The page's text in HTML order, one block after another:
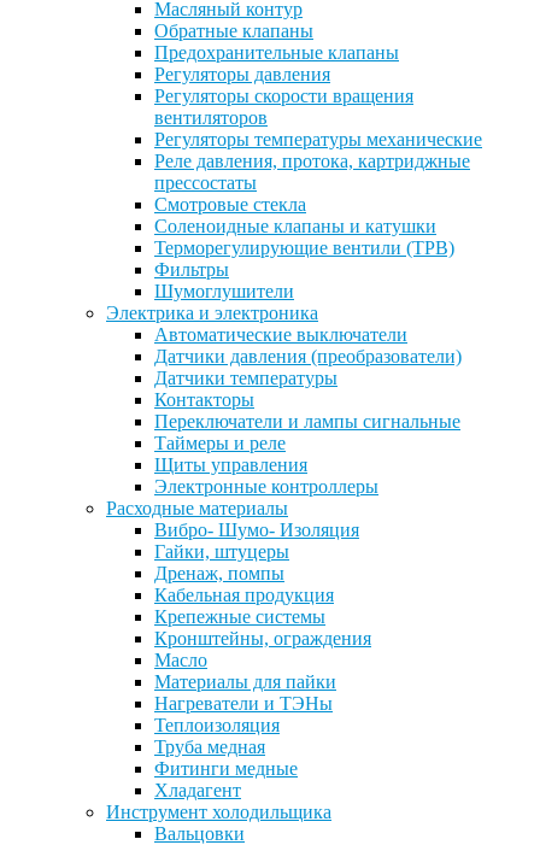
Масляный контур
Обратные клапаны
Предохранительные клапаны
Регуляторы давления
Регуляторы скорости вращения
вентиляторов
Регуляторы температуры механические
Реле давления, протока, картриджные
прессостаты
Смотровые стекла
Соленоидные клапаны и катушки
Терморегулирующие вентили (ТРВ)
Фильтры
Шумоглушители
Электрика и электроника
Автоматические выключатели
Датчики давления (преобразователи)
Датчики температуры
Контакторы
Переключатели и лампы сигнальные
Таймеры и реле
Щиты управления
Электронные контроллеры
Расходные материалы
Вибро- Шумо- Изоляция
Гайки, штуцеры
Дренаж, помпы
Кабельная продукция
Крепежные системы
Кронштейны, ограждения
Масло
Материалы для пайки
Нагреватели и ТЭНы
Теплоизоляция
Труба медная
Фитинги медные
Хладагент
Инструмент холодильщика
Вальцовки